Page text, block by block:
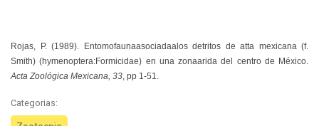
Rojas, P. (1989). Entomofaunaasociadaalos detritos de atta mexicana (f.
Smith) (hymenoptera:Formicidae) en una zonaarida del centro de México.
Acta Zoológica Mexicana, 33, pp 1-51.
Categorias: